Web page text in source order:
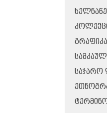
ᲒᲠᲐᲤᲘᲙᲐ
ᲡᲐᲯᲐᲠᲝ